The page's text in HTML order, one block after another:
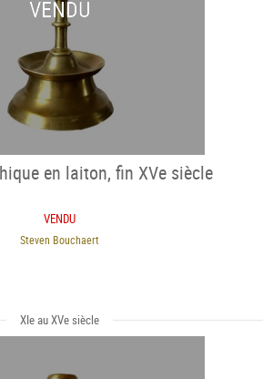
VENDU
en laiton, fin XVe siècle
VENDU
Steven Bouchaert
XIe au XVe siècle